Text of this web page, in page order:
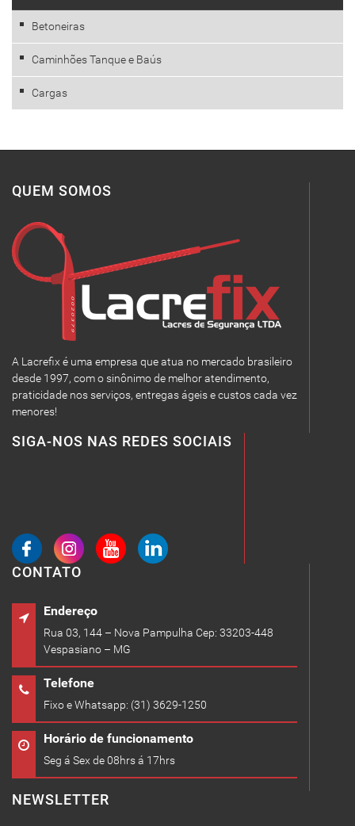
Betoneiras
Caminhões Tanque e Baús
Cargas
QUEM SOMOS
A Lacrefix é uma empresa que atua no mercado brasileiro
desde 1997, com o sinônimo de melhor atendimento,
praticidade nos serviços, entregas ágeis e custos cada vez
menores!
SIGA-NOS NAS REDES SOCIAIS
CONTATO
Endereço
Rua 03, 144 – Nova Pampulha Cep: 33203-448
Vespasiano – MG
Telefone
Fixo e Whatsapp: (31) 3629-1250
Horário de funcionamento
Seg á Sex de 08hrs á 17hrs
NEWSLETTER